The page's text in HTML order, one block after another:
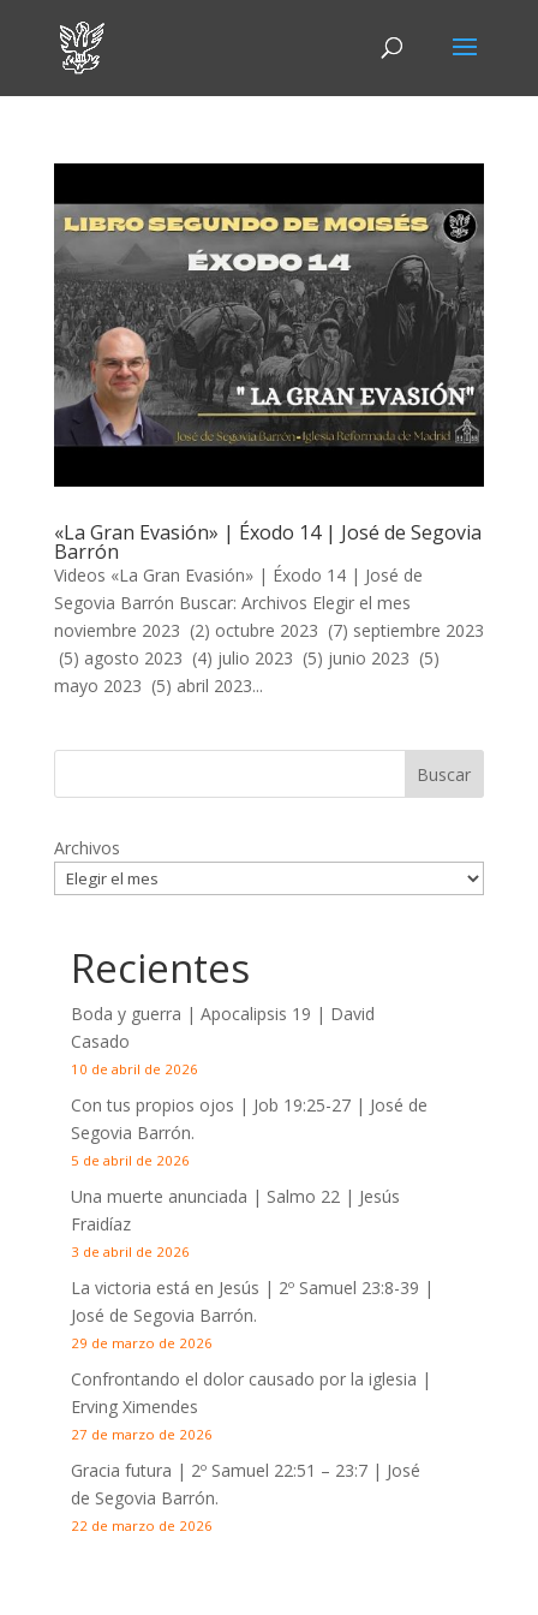
«La Gran Evasión» | Éxodo 14 | José de Segovia
Barrón
Videos «La Gran Evasión» | Éxodo 14| José de
Segovia Barrón Buscar: Archivos Elegir el mes
noviembre 2023 (2) octubre 2023 (7) septiembre 2023
(5) agosto 2023 (4) julio 2023 (5) junio 2023 (5)
mayo 2023 (5) abril 2023...
Archivos
Recientes
Boda y guerra | Apocalipsis 19 | David
Casado
10 de abril de 2026
Con tus propios ojos | Job 19:25-27| José de
Segovia Barrón.
5 de abril de 2026
Una muerte anunciada | Salmo 22 | Jesús
Fraidíaz
3 de abril de 2026
La victoria está en Jesús | 2º Samuel 23:8-39 |
José de Segovia Barrón.
29 de marzo de 2026
Confrontando el dolor causado por la iglesia |
Erving Ximendes
27 de marzo de 2026
Gracia futura | 2º Samuel 22:51 – 23:7| José
de Segovia Barrón.
22 de marzo de 2026